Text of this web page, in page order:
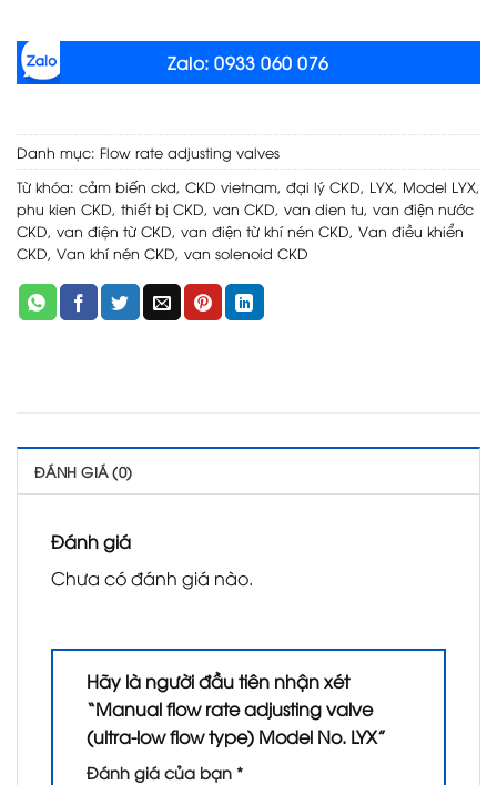
Zalo: 0933 060 076
Danh mục: Flow rate adjusting valves
Từ khóa: cảm biến ckd, CKD vietnam, đại lý CKD, LYX, Model LYX,
phu kien CKD, thiết bị CKD, van CKD, van dien tu, van điện nước
CKD, van điện từ CKD, van điện từ khí nén CKD, Van điều khiển
CKD, Van khí nén CKD, van solenoid CKD
ĐÁNH GIÁ (0)
Đánh giá
Chưa có đánh giá nào.
Hãy là người đầu tiên nhận xét
“Manual flow rate adjusting valve
(ultra-low flow type) Model No. LYX”
Đánh giá của bạn *